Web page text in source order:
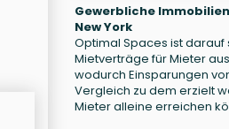
Gewerbliche
New York
Optimal Spaces ist darauf
Mietverträge für Mieter
wodurch Einsparungen
Vergleich zu dem erzielt
Mieter alleine erreichen